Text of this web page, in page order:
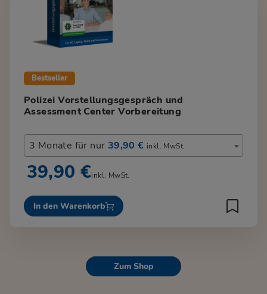
Bestseller
Polizei Vorstellungsgespräch und
Assessment Center Vorbereitung
3 Monate für nur 39,90 € inkl. MwSt.
39,90 €inkl. MwSt.
In den Warenkorb
Zum Shop